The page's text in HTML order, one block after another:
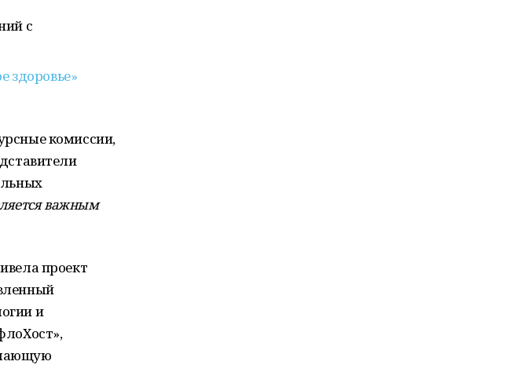
с
здоровье»
комиссии,
важным
проект
и